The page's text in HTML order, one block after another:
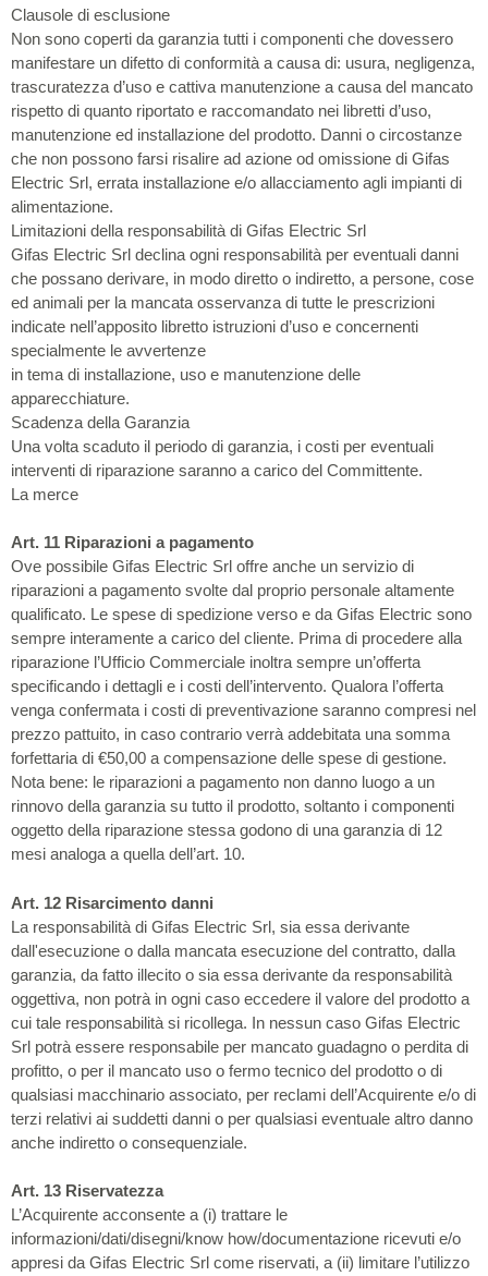
Clausole di esclusione
Non sono coperti da garanzia tutti i componenti che dovessero
manifestare un difetto di conformità a causa di: usura, negligenza,
trascuratezza d’uso e cattiva manutenzione a causa del mancato
rispetto di quanto riportato e raccomandato nei libretti d’uso,
manutenzione ed installazione del prodotto. Danni o circostanze
che non possono farsi risalire ad azione od omissione di Gifas
Electric Srl, errata installazione e/o allacciamento agli impianti di
alimentazione.
Limitazioni della responsabilità di Gifas Electric Srl
Gifas Electric Srl declina ogni responsabilità per eventuali danni
che possano derivare, in modo diretto o indiretto, a persone, cose
ed animali per la mancata osservanza di tutte le prescrizioni
indicate nell’apposito libretto istruzioni d’uso e concernenti
specialmente le avvertenze
in tema di installazione, uso e manutenzione delle
apparecchiature.
Scadenza della Garanzia
Una volta scaduto il periodo di garanzia, i costi per eventuali
interventi di riparazione saranno a carico del Committente.
La merce
Art. 11 Riparazioni a pagamento
Ove possibile Gifas Electric Srl offre anche un servizio di
riparazioni a pagamento svolte dal proprio personale altamente
qualificato. Le spese di spedizione verso e da Gifas Electric sono
sempre interamente a carico del cliente. Prima di procedere alla
riparazione l’Ufficio Commerciale inoltra sempre un’offerta
specificando i dettagli e i costi dell’intervento. Qualora l’offerta
venga confermata i costi di preventivazione saranno compresi nel
prezzo pattuito, in caso contrario verrà addebitata una somma
forfettaria di €50,00 a compensazione delle spese di gestione.
Nota bene: le riparazioni a pagamento non danno luogo a un
rinnovo della garanzia su tutto il prodotto, soltanto i componenti
oggetto della riparazione stessa godono di una garanzia di 12
mesi analoga a quella dell’art. 10.
Art. 12 Risarcimento danni
La responsabilità di Gifas Electric Srl, sia essa derivante
dall'esecuzione o dalla mancata esecuzione del contratto, dalla
garanzia, da fatto illecito o sia essa derivante da responsabilità
oggettiva, non potrà in ogni caso eccedere il valore del prodotto a
cui tale responsabilità si ricollega. In nessun caso Gifas Electric
Srl potrà essere responsabile per mancato guadagno o perdita di
profitto, o per il mancato uso o fermo tecnico del prodotto o di
qualsiasi macchinario associato, per reclami dell’Acquirente e/o di
terzi relativi ai suddetti danni o per qualsiasi eventuale altro danno
anche indiretto o consequenziale.
Art. 13 Riservatezza
L’Acquirente acconsente a (i) trattare le
informazioni/dati/disegni/know how/documentazione ricevuti e/o
appresi da Gifas Electric Srl come riservati, a (ii) limitare l’utilizzo